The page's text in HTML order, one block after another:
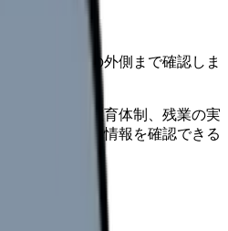
か、求人票の外側まで確認しま
、離職率、教育体制、残業の実
関する詳しい情報を確認できる
です。
る